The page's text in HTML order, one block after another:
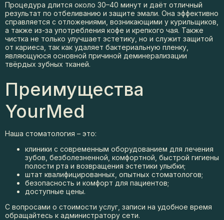
Процедура длится около 30–40 минут и даёт отличный
результат по отбеливанию и защите эмали. Она эффективно
справляется с отложениями, возникающими у курильщиков,
а также из-за употребления кофе и крепкого чая. Также
чистка не только улучшает эстетику, но и служит защитой
от кариеса, так как удаляет бактериальную пленку,
являющуюся основной причиной деминерализации
твёрдых зубных тканей.
Преимущества
YourMed
Наша стоматология – это:
клиники с современным оборудованием для лечения
зубов, безболезненной, комфортной, быстрой гигиены
полости рта и возвращения эстетики улыбки;
штат квалифицированных, опытных стоматологов;
безопасность и комфорт для пациентов;
доступные цены.
С вопросами о стоимости услуг, записи на удобное время
обращайтесь к администратору сети.